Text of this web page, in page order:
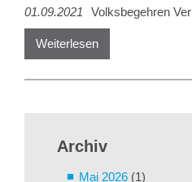
01.09.2021 Volksbegehren
Weiterlesen
Archiv
Mai 2026 (1)